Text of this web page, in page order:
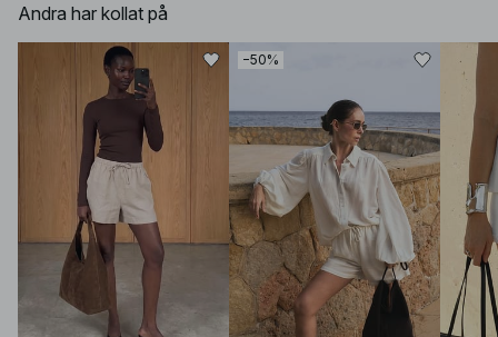
Andra har kollat på
−50%